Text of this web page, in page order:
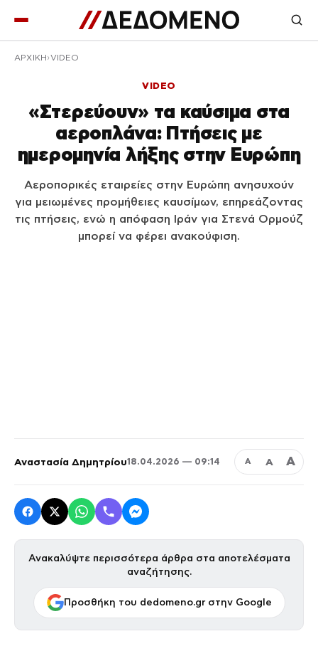
ΑΡΧΙΚΉ VIDEO
VIDEO
«Στερεύουν» τα καύσιμα στα
αεροπλάνα: Πτήσεις με
ημερομηνία λήξης στην Ευρώπη
Αεροπορικές εταιρείες στην Ευρώπη ανησυχούν
για μειωμένες προμήθειες καυσίμων, επηρεάζοντας
τις πτήσεις, ενώ η απόφαση Ιράν για Στενά Ορμούζ
μπορεί να φέρει ανακούφιση.
Αναστασία Δημητρίου18.04.2026 — 09:14 Α Α Α
Ανακαλύψτε περισσότερα άρθρα στα αποτελέσματα
αναζήτησης.
Προσθήκη του dedomeno.gr στην Google